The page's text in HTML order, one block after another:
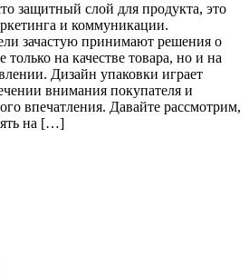
защитный слой для продукта, это
и коммуникации.
зачастую принимают решения о
на качестве товара, но и на
Дизайн упаковки играет
внимания покупателя и
впечатления. Давайте рассмотрим,
на […]